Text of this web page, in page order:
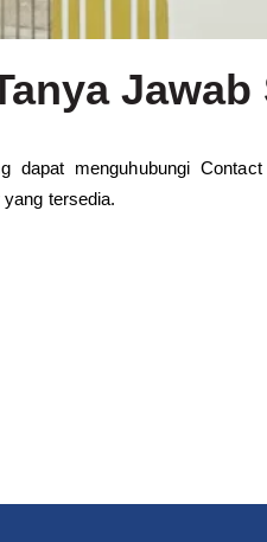
Jawab
dapat menguhubungi
tersedia.